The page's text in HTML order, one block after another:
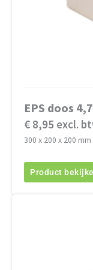
EPS doos
€ 8,95 excl.
300 x 200 x 200 mm
Product